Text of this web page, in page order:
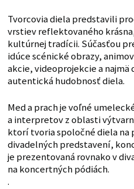
Tvorcovia diela predstavili
vrstiev reflektovaného
kultúrnej tradícii. Súčasťou
idúce scénické obrazy,
akcie, videoprojekcie a najmä
autentická hudobnosť diela.
Med a prach je voľné
a interpretov z oblasti
ktorí tvoria spoločné diela
divadelných predstavení,
je prezentovaná rovnako v
na koncertných pódiách.
.